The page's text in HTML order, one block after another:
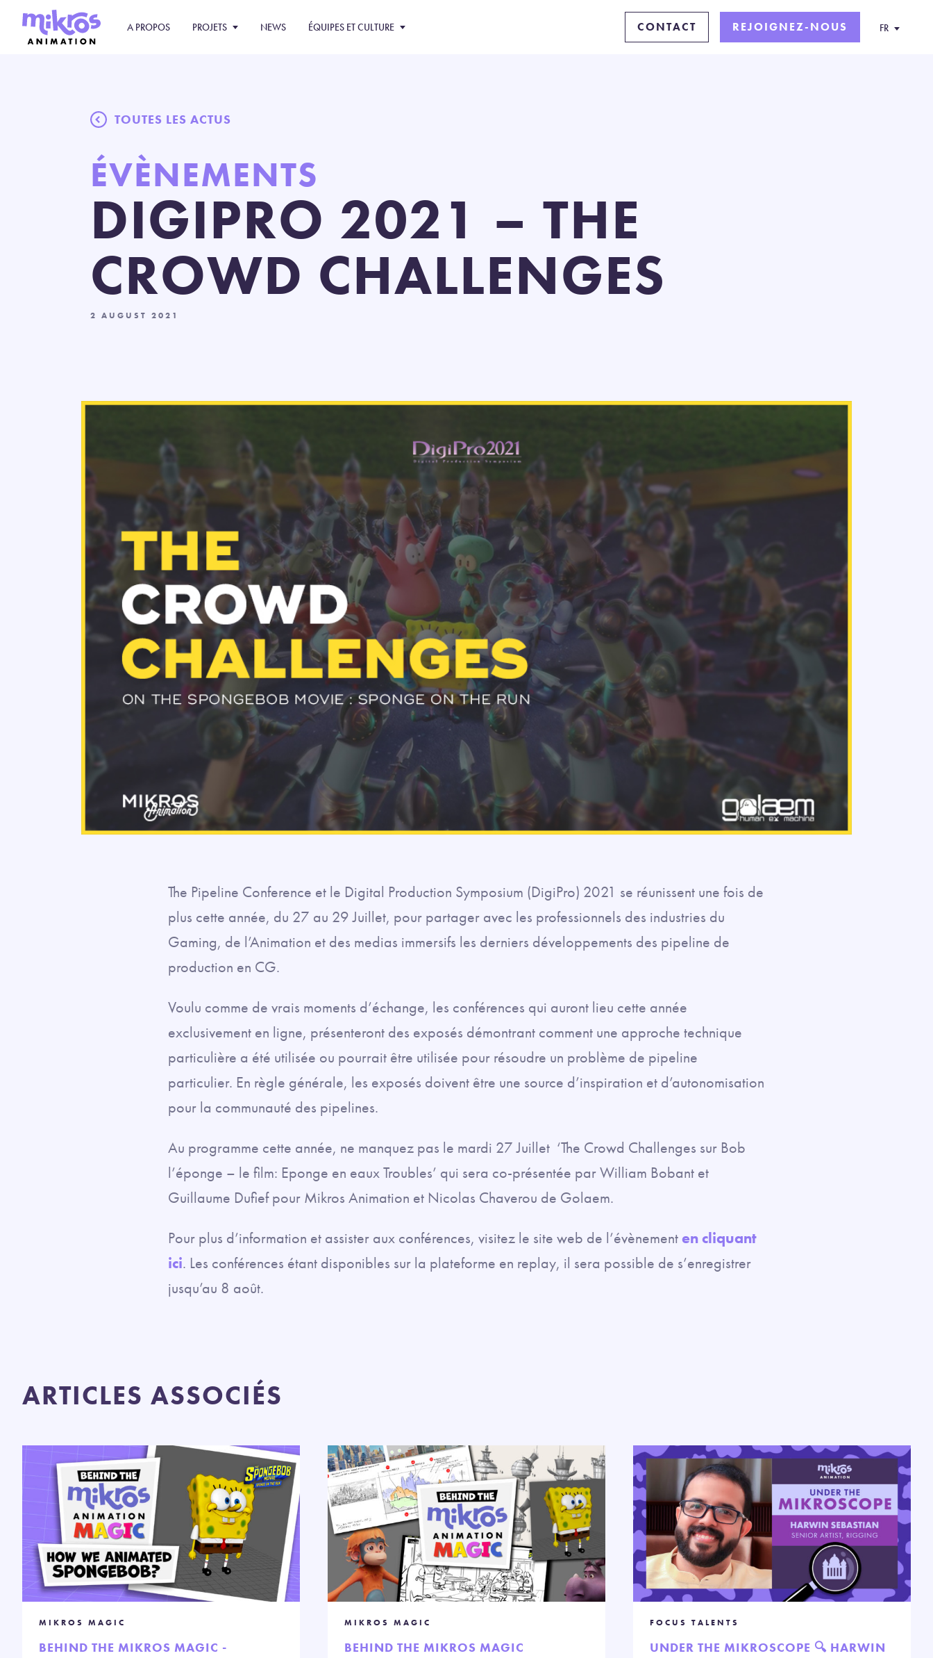
A PROPOS PROJETS NEWS ÉQUIPES ET CULTURE CONTACT REJOIGNEZ-NOUS FR
TOUTES LES ACTUS
ÉVÈNEMENTS
DIGIPRO 2021 – THE
CROWD CHALLENGES
2 AUGUST 2021
The Pipeline Conference et le Digital Production Symposium (DigiPro) 2021 se réunissent une fois de
plus cette année, du 27 au 29 Juillet, pour partager avec les professionnels des industries du
Gaming, de l’Animation et des medias immersifs les derniers développements des pipeline de
production en CG.
Voulu comme de vrais moments d’échange, les conférences qui auront lieu cette année
exclusivement en ligne, présenteront des exposés démontrant comment une approche technique
particulière a été utilisée ou pourrait être utilisée pour résoudre un problème de pipeline
particulier. En règle générale, les exposés doivent être une source d’inspiration et d’autonomisation
pour la communauté des pipelines.
Au programme cette année, ne manquez pas le mardi 27 Juillet ‘The Crowd Challenges sur Bob
l’éponge – le film: Eponge en eaux Troubles’ qui sera co-présentée par William Bobant et
Guillaume Dufief pour Mikros Animation et Nicolas Chaverou de Golaem.
Pour plus d’information et assister aux conférences, visitez le site web de l’évènementen cliquant
ici. Les conférences étant disponibles sur la plateforme en replay, il sera possible de s’enregistrer
jusqu’au 8 août.
ARTICLES ASSOCIÉS
MIKROS MAGIC
BEHIND THE MIKROS MAGIC -
MIKROS MAGIC
BEHIND THE MIKROS MAGIC
FOCUS TALENTS
UNDER THE MIKROSCOPE 🔍 HARWIN